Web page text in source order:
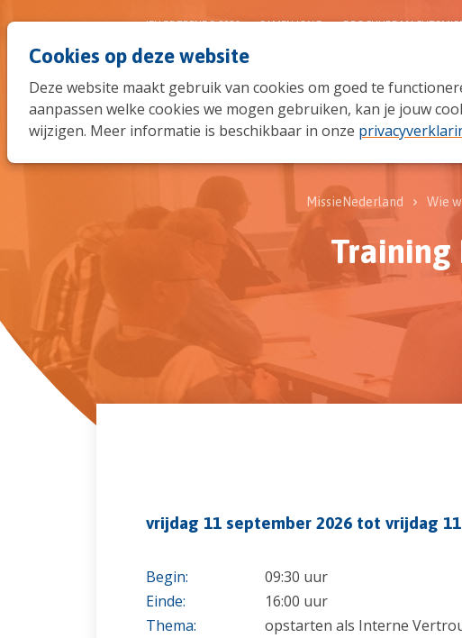
Cookies op deze website
Deze website maakt gebruik van cookies om goed te
aanpassen welke cookies we mogen gebruiken, kan je jouw
wijzigen. Meer informatie is beschikbaar in onze
Wie
JEUGDTRENDS 2026 SAMEN JONG BROCHURE
MissieNederland Wie
Training
vrijdag 11 september 2026 tot vrijdag
Begin:
09:30 uur
Einde:
16:00 uur
Thema:
opstarten als Interne